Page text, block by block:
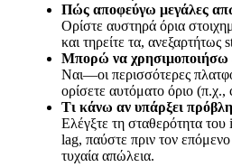
Πώς αποφεύγω μεγάλες
Ορίστε αυστηρά όρια
και τηρείτε τα, ανεξαρτήτως
Μπορώ να χρησιμοποιήσω
Ναι—οι περισσότερες
ορίσετε αυτόματο όριο
Τι κάνω αν υπάρξει
Ελέγξτε τη σταθερότητα του
lag, παύστε πριν τον
τυχαία απώλεια.